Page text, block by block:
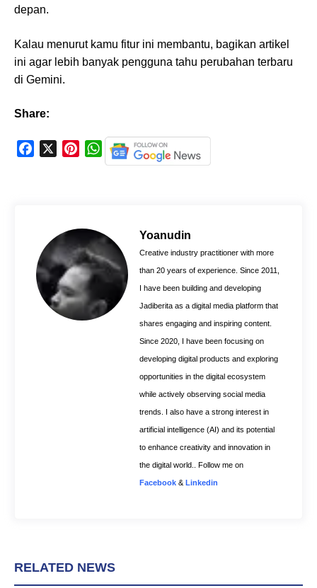
depan.
Kalau menurut kamu fitur ini membantu, bagikan artikel
ini agar lebih banyak pengguna tahu perubahan terbaru
di Gemini.
Share:
k
r
e
s
t
W
h
A
p
p
Yoanudin
Creative industry practitioner with more
than 20 years of experience. Since 2011,
I have been building and developing
Jadiberita as a digital media platform that
shares engaging and inspiring content.
Since 2020, I have been focusing on
developing digital products and exploring
opportunities in the digital ecosystem
while actively observing social media
trends. I also have a strong interest in
artificial intelligence (AI) and its potential
to enhance creativity and innovation in
the digital world.. Follow me on
Facebook & Linkedin
RELATED NEWS